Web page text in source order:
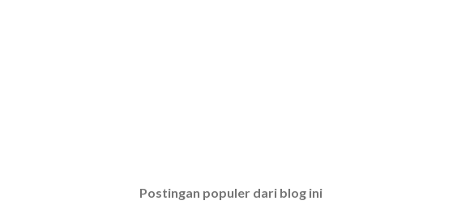
Postingan populer dari blog ini